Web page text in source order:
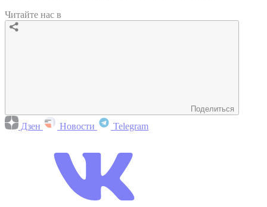
Читайте нас в
Поделиться
Дзен Новости Telegram